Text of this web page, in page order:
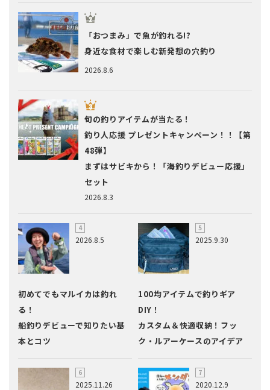
2026.8.6
「おつまみ」で魚が釣れる!?
身近な食材で楽しむ新発想の穴釣り
2026.8.3
旬の釣りアイテムが当たる！
釣り人応援 プレゼントキャンペーン！！【第
48弾】
まずはサビキから！「海釣りデビュー応援」
セット
2026.8.5
初めてでもマルイカは釣れ
る！
船釣りデビューで知りたい基
本とコツ
2025.9.30
100均アイテムで釣りギア
DIY！
カスタム＆快適収納！フッ
ク・ルアーケースのアイデア
2025.11.26 2020.12.9